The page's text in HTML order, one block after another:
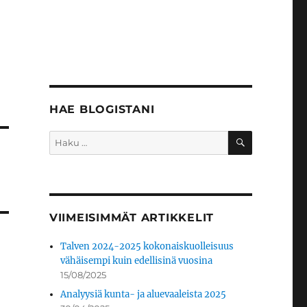
HAE BLOGISTANI
Etsi: HAKU
VIIMEISIMMÄT ARTIKKELIT
Talven 2024-2025 kokonaiskuolleisuus
vähäisempi kuin edellisinä vuosina
15/08/2025
Analyysiä kunta- ja aluevaaleista 2025